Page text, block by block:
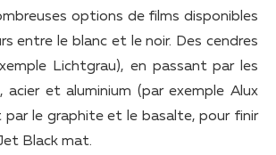
options de films disponibles
entre le blanc et le noir. Des cendres
Lichtgrau), en passant par les
acier et aluminium (par exemple Alux
par le graphite et le basalte, pour finir
Black mat.